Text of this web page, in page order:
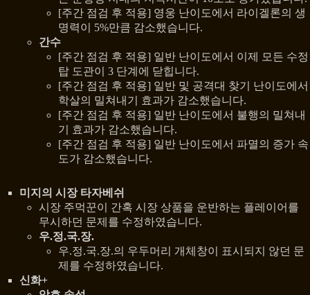
[주간 점검 후 적용] 영웅 난이도에서 라이겔론의 생
명력이 5%만큼 감소했습니다.
간수
[주간 점검 후 적용] 일반 난이도에서 이제 모든 수정
탑 도관이 3 단계에 닫힙니다.
[주간 점검 후 적용] 일반 및 공격대 찾기 난이도에서
학살의 밀쳐내기 효과가 감소했습니다.
[주간 점검 후 적용] 일반 난이도에서 불행의 밀쳐내
기 효과가 감소했습니다.
[주간 점검 후 적용] 일반 난이도에서 파멸의 증가 속
도가 감소했습니다.
미지의 시장 타자베쉬
시장 주먹꾼이 간혹 시장 상품을 운반하는 플레이어를
무시하던 문제를 수정하였습니다.
우.정.국.장.
우.정.국.장.의 우두머리 개체창이 표시되지 않던 문
제를 수정하였습니다.
신화+